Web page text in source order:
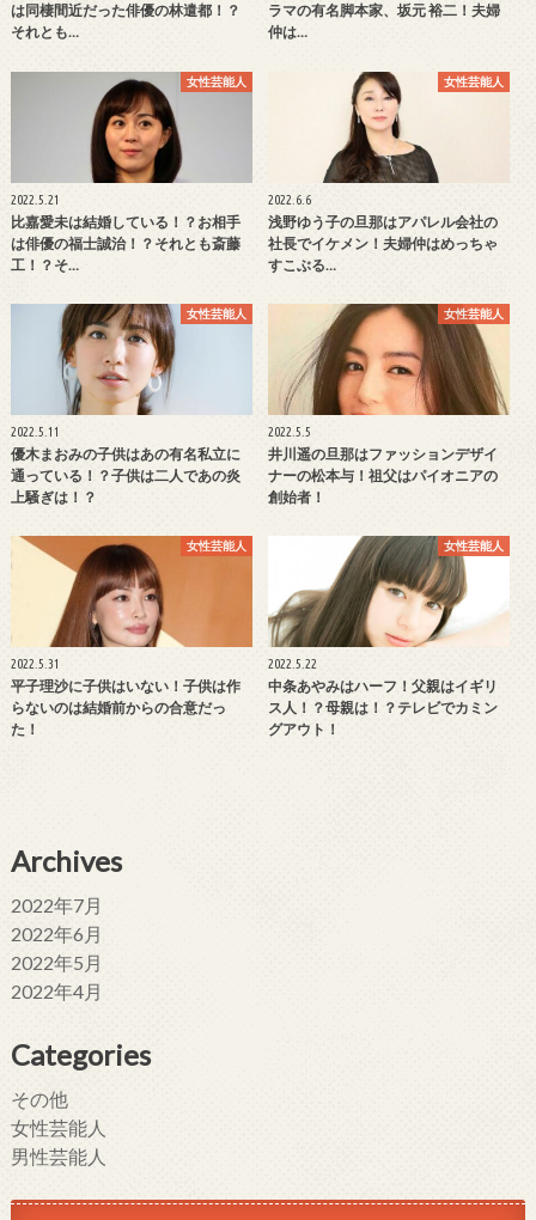
は同棲間近だった俳優の林遣都！？
それとも…
ラマの有名脚本家、坂元 裕二！夫婦
仲は…
女性芸能人
2022.5.21
比嘉愛未は結婚している！？お相手
は俳優の福士誠治！？それとも斎藤
工！？そ…
女性芸能人
2022.6.6
浅野ゆう子の旦那はアパレル会社の
社長でイケメン！夫婦仲はめっちゃ
すこぶる…
女性芸能人
2022.5.11
優木まおみの子供はあの有名私立に
通っている！？子供は二人であの炎
上騒ぎは！？
女性芸能人
2022.5.5
井川遥の旦那はファッションデザイ
ナーの松本与！祖父はパイオニアの
創始者！
女性芸能人
2022.5.31
平子理沙に子供はいない！子供は作
らないのは結婚前からの合意だっ
た！
女性芸能人
2022.5.22
中条あやみはハーフ！父親はイギリ
ス人！？母親は！？テレビでカミン
グアウト！
Archives
2022年7月
2022年6月
2022年5月
2022年4月
Categories
その他
女性芸能人
男性芸能人